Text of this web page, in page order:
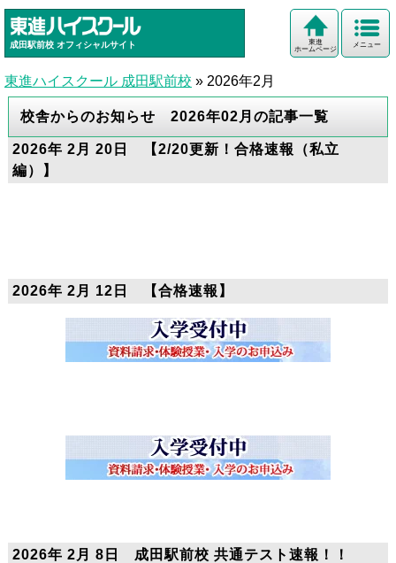
成田駅前校 オフィシャルサイト メニュー
東進
ホームページ
東進ハイスクール 成田駅前校 » 2026年2月
校舎からのお知らせ 2026年02月の記事一覧
2026年 2月 20日 【2/20更新！合格速報（私立
編）】
2026年 2月 12日 【合格速報】
2026年 2月 8日 成田駅前校 共通テスト速報！！